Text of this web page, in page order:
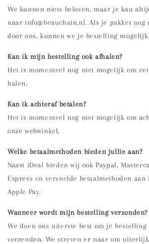
We kunnen niets beloven, maar je kan
naar info@beauchain.nl. Als je pakket
door ons, kunnen we je bestelling mogelijk
Kan ik mijn bestelling ook afhalen?
Het is momenteel nog niet mogelijk om
halen.
Kan ik achteraf betalen?
Het is momenteel nog niet mogelijk om
onze webwinkel.
Welke betaalmethoden bieden jullie aan?
Naast iDeal bieden wij ook Paypal,
Express en versnelde betaalmethoden aan
Apple Pay.
Wanneer wordt mijn bestelling verzonden?
We doen ons uiterste best om je
verzenden. We streven er naar om